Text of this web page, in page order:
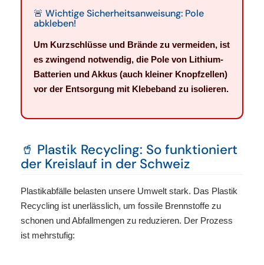
🚨 Wichtige Sicherheitsanweisung: Pole
abkleben!
Um Kurzschlüsse und Brände zu vermeiden, ist
es zwingend notwendig, die Pole von Lithium-
Batterien und Akkus (auch kleiner Knopfzellen)
vor der Entsorgung mit Klebeband zu isolieren.
🥤 Plastik Recycling: So funktioniert
der Kreislauf in der Schweiz
Plastikabfälle belasten unsere Umwelt stark. Das Plastik
Recycling ist unerlässlich, um fossile Brennstoffe zu
schonen und Abfallmengen zu reduzieren. Der Prozess
ist mehrstufig: